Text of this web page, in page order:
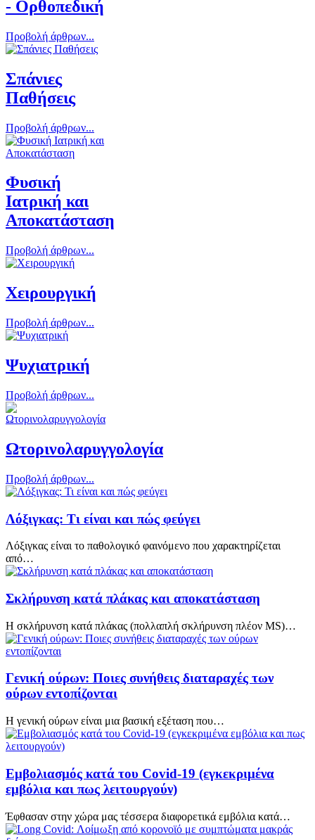
- Ορθοπεδική
Προβολή άρθρων...
Σπάνιες
Παθήσεις
Προβολή άρθρων...
Φυσική
Ιατρική και
Αποκατάσταση
Προβολή άρθρων...
Χειρουργική
Προβολή άρθρων...
Ψυχιατρική
Προβολή άρθρων...
Ωτορινολαρυγγολογία
Προβολή άρθρων...
Λόξιγκας: Τι είναι και πώς φεύγει
Λόξιγκας είναι το παθολογικό φαινόμενο που χαρακτηρίζεται
από…
Σκλήρυνση κατά πλάκας και αποκατάσταση
Η σκλήρυνση κατά πλάκας (πολλαπλή σκλήρυνση πλέον MS)…
Γενική ούρων: Ποιες συνήθεις διαταραχές των
ούρων εντοπίζονται
Η γενική ούρων είναι μια βασική εξέταση που…
Εμβολιασμός κατά του Covid-19 (εγκεκριμένα
εμβόλια και πως λειτουργούν)
Έφθασαν στην χώρα μας τέσσερα διαφορετικά εμβόλια κατά…